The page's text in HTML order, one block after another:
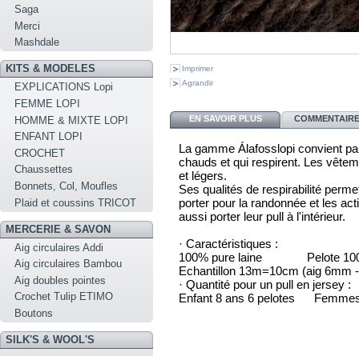
Saga
Merci
Mashdale
KITS & MODELES
EXPLICATIONS Lopi
FEMME LOPI
HOMME & MIXTE LOPI
ENFANT LOPI
CROCHET
Chaussettes
Bonnets, Col, Moufles
Plaid et coussins TRICOT
MERCERIE & SAVON
Aig circulaires Addi
Aig circulaires Bambou
Aig doubles pointes
Crochet Tulip ETIMO
Boutons
SILK'S & WOOL'S
Imprimer
Agrandir
EN SAVOIR PLUS
La gamme Álafosslopi convient
chauds et qui respirent. Les
et légers.
Ses qualités de respirabilité
porter pour la randonnée et les
aussi porter leur pull à l'intérieur.
· Caractéristiques :
100% pure laine Pelote
Echantillon 13m=10cm (aig 6mm
· Quantité pour un pull en jersey :
Enfant 8 ans 6 pelotes